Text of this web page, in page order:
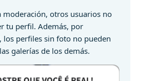
moderación, otros usuarios no
tu perfil. Además, por
los perfiles sin foto no pueden
galerías de los demás.